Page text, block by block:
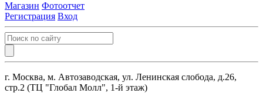
Магазин Фотоотчет
Регистрация Вход
г. Москва, м. Автозаводская, ул. Ленинская слобода, д.26,
стр.2 (ТЦ "Глобал Молл", 1-й этаж)